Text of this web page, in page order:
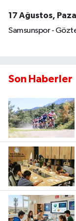
17 Ağustos,
Samsunspor -
Son Haberler